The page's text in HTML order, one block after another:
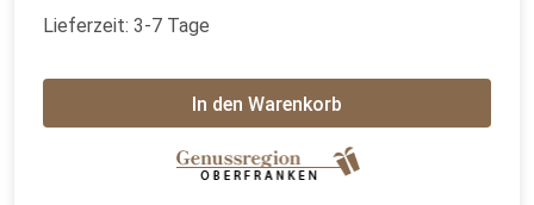
Lieferzeit: 3-7 Tage
In den Warenkorb